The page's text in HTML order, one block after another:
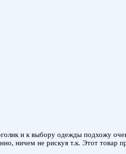
и к выбору одежды подхожу
ничем не рискуя т.к. Этот